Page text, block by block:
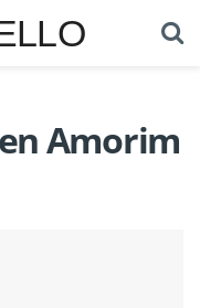
Amorim